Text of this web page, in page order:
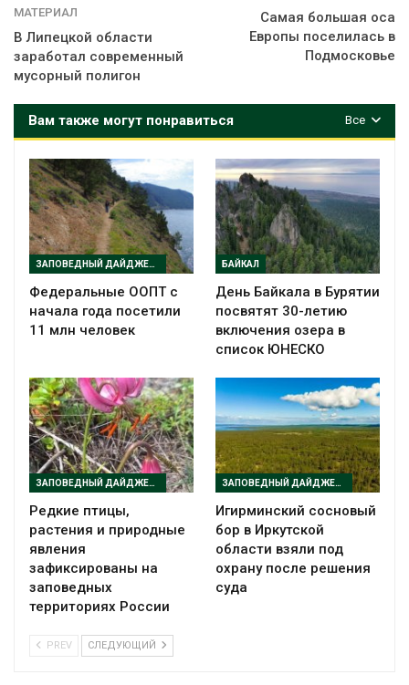
МАТЕРИАЛ
В Липецкой области
заработал современный
мусорный полигон
Самая большая оса
Европы поселилась в
Подмосковье
Все
Вам также могут понравиться
ЗАПОВЕДНЫЙ ДАЙДЖЕСТ
Федеральные ООПТ с
начала года посетили
11 млн человек
БАЙКАЛ
День Байкала в Бурятии
посвятят 30-летию
включения озера в
список ЮНЕСКО
ЗАПОВЕДНЫЙ ДАЙДЖЕСТ
Редкие птицы,
растения и природные
явления
зафиксированы на
заповедных
территориях России
ЗАПОВЕДНЫЙ ДАЙДЖЕСТ
Игирминский сосновый
бор в Иркутской
области взяли под
охрану после решения
суда
PREV СЛЕДУЮЩИЙ